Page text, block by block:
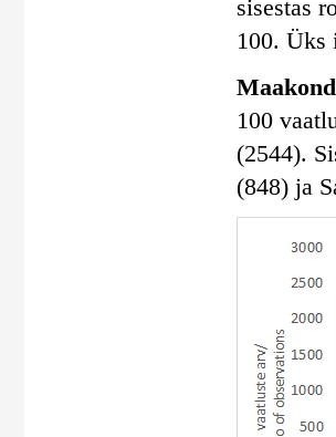
sisestas
100. Üks
100
(2544).
(848) ja